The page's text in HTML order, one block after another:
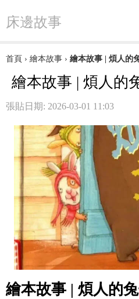
床邊故事
首頁 › 繪本故事 › 繪本故事 | 煩人的
繪本故事 | 煩人的
張貼日期: 2026-03-01 11:03
繪本故事 | 煩人的